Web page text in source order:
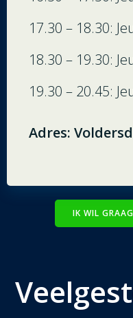
17.30 – 18.30:
18.30 – 19.30:
19.30 – 20.45:
Adres:
IK WIL